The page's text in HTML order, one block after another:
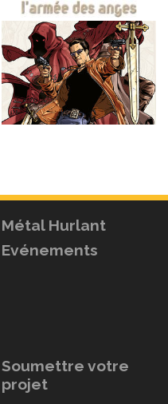
Métal Hurlant
Evénements
Soumettre votre
projet